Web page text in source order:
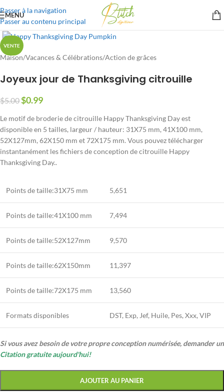
Passer à la navigation
Passer au contenu principal
MENU
VENTE
Maison/Vacances & Célébrations/Action de grâces
Joyeux jour de Thanksgiving citrouille
$5.00$0.99
Le motif de broderie de citrouille Happy Thanksgiving Day est
disponible en 5 tailles, largeur / hauteur: 31X75 mm, 41X100 mm,
52X127mm, 62X150 mm et 72X175 mm. Vous pouvez télécharger
instantanément les fichiers de conception de citrouille Happy
Thanksgiving Day..
Points de taille:31X75 mm 5,651
Points de taille:41X100 mm 7,494
Points de taille:52X127mm 9,570
Points de taille:62X150mm 11,397
Points de taille:72X175 mm 13,560
Formats disponibles DST, Exp, Jef, Huile, Pes, Xxx, VIP
Si vous avez besoin de votre propre conception numérisée, demander un
Citation gratuite aujourd'hui!
AJOUTER AU PANIER